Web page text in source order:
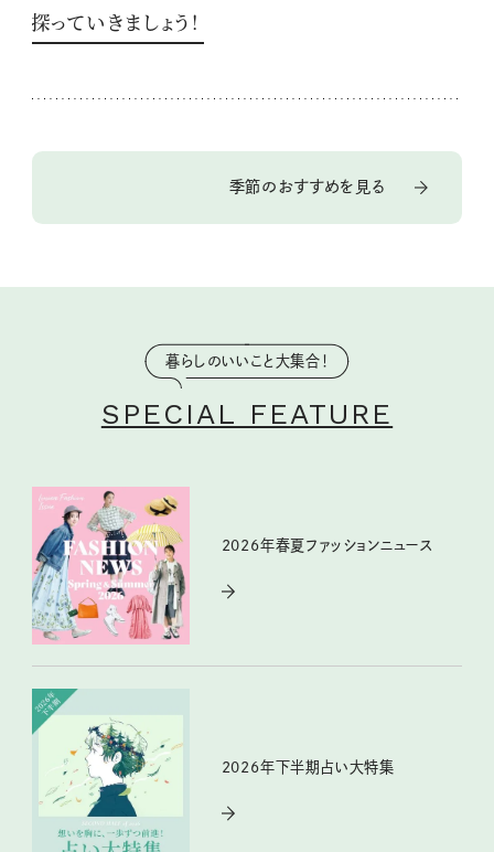
探っていきましょう！
季節のおすすめを見る
暮らしのいいこと大集合！
SPECIAL FEATURE
2026年春夏ファッションニュース
2026年下半期占い大特集